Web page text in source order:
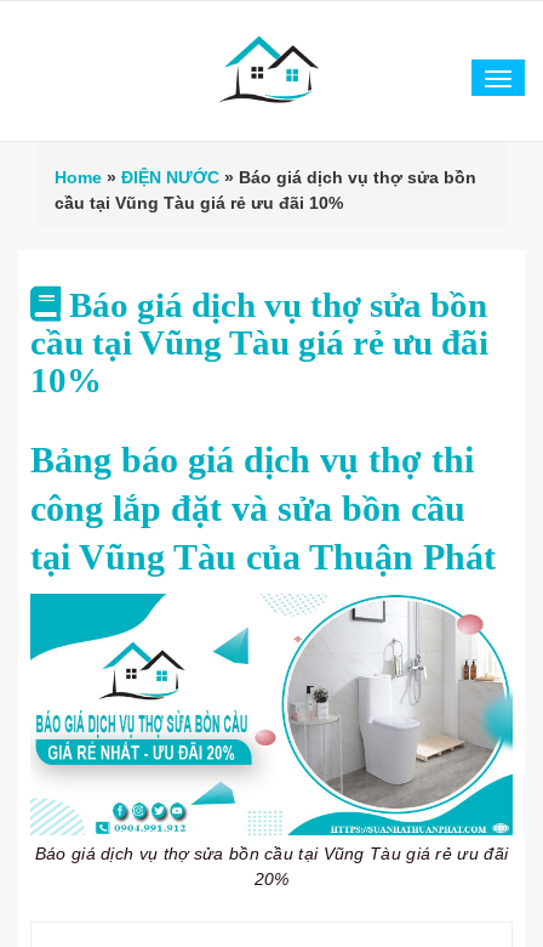
Home » ĐIỆN NƯỚC » Báo giá dịch vụ thợ sửa bồn
cầu tại Vũng Tàu giá rẻ ưu đãi 10%
Báo giá dịch vụ thợ sửa bồn
cầu tại Vũng Tàu giá rẻ ưu đãi
10%
Bảng báo giá dịch vụ thợ thi
công lắp đặt và sửa bồn cầu
tại Vũng Tàu của Thuận Phát
Báo giá dịch vụ thợ sửa bồn cầu tại Vũng Tàu giá rẻ ưu đãi
20%